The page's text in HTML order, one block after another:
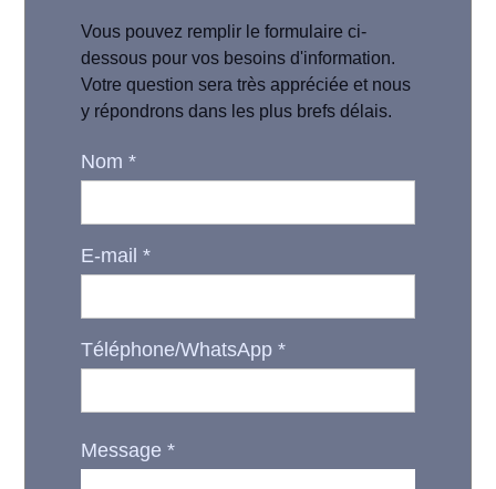
Vous pouvez remplir le formulaire ci-
dessous pour vos besoins d'information.
Votre question sera très appréciée et nous
y répondrons dans les plus brefs délais.
Nom*
E-mail*
Téléphone/WhatsApp*
Message*